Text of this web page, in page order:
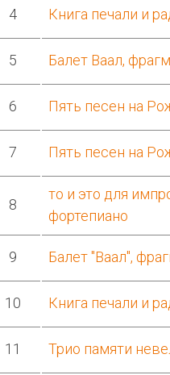
4 Книга печали и
5 Балет Ваал,
6 Пять песен на
7 Пять песен на
8
то и это для
фортепиано
9 Балет "Ваал",
10 Книга печали и
11 Трио памяти